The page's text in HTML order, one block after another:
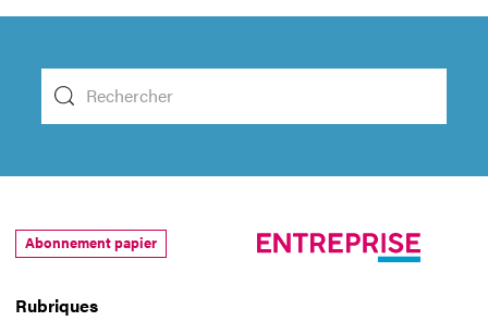
Rubriques
Abonnement papier